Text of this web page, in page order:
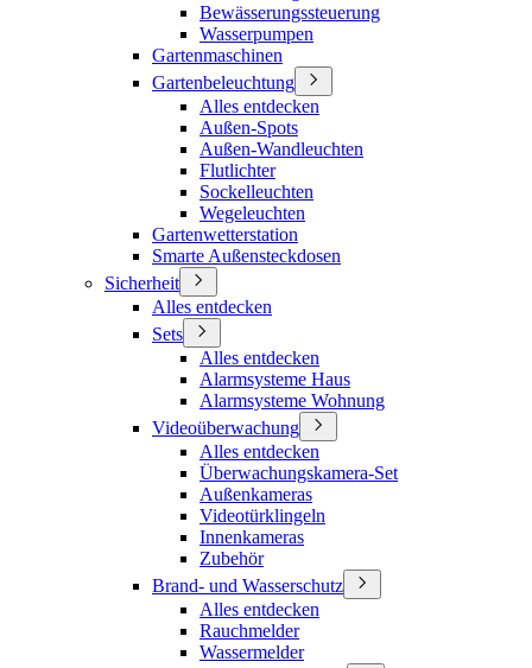
Bewässerungssteuerung
Wasserpumpen
Gartenmaschinen
Gartenbeleuchtung
Alles entdecken
Außen-Spots
Außen-Wandleuchten
Flutlichter
Sockelleuchten
Wegeleuchten
Gartenwetterstation
Smarte Außensteckdosen
Sicherheit
Alles entdecken
Sets
Alles entdecken
Alarmsysteme Haus
Alarmsysteme Wohnung
Videoüberwachung
Alles entdecken
Überwachungskamera-Set
Außenkameras
Videotürklingeln
Innenkameras
Zubehör
Brand- und Wasserschutz
Alles entdecken
Rauchmelder
Wassermelder